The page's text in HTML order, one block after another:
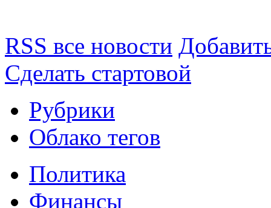
RSS все новости
Сделать стартовой
Рубрики
Облако тегов
Политика
Финансы